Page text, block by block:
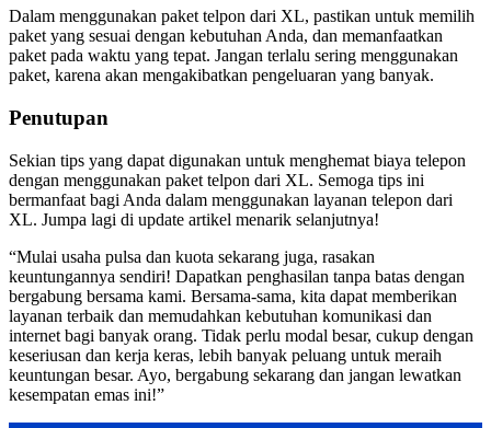
Dalam menggunakan paket telpon dari XL, pastikan untuk memilih
paket yang sesuai dengan kebutuhan Anda, dan memanfaatkan
paket pada waktu yang tepat. Jangan terlalu sering menggunakan
paket, karena akan mengakibatkan pengeluaran yang banyak.
Penutupan
Sekian tips yang dapat digunakan untuk menghemat biaya telepon
dengan menggunakan paket telpon dari XL. Semoga tips ini
bermanfaat bagi Anda dalam menggunakan layanan telepon dari
XL. Jumpa lagi di update artikel menarik selanjutnya!
“Mulai usaha pulsa dan kuota sekarang juga, rasakan
keuntungannya sendiri! Dapatkan penghasilan tanpa batas dengan
bergabung bersama kami. Bersama-sama, kita dapat memberikan
layanan terbaik dan memudahkan kebutuhan komunikasi dan
internet bagi banyak orang. Tidak perlu modal besar, cukup dengan
keseriusan dan kerja keras, lebih banyak peluang untuk meraih
keuntungan besar. Ayo, bergabung sekarang dan jangan lewatkan
kesempatan emas ini!”